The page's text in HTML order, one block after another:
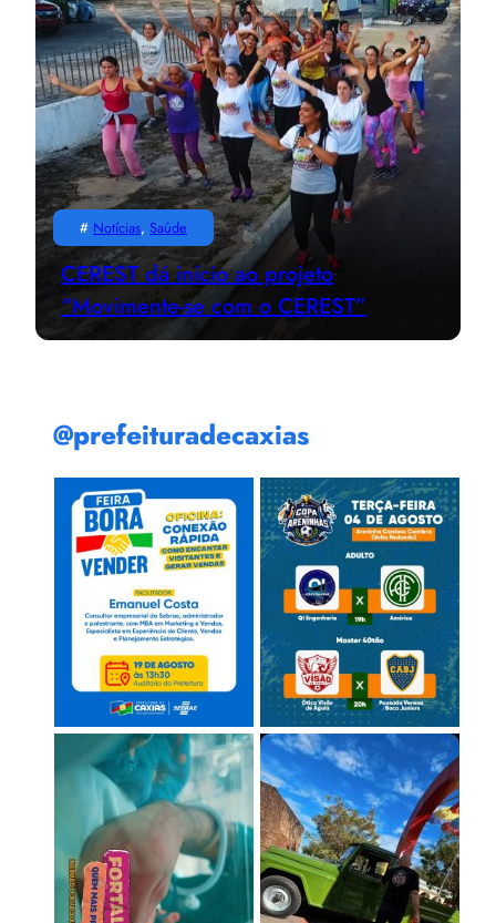
# Notícias, Saúde
CEREST dá início ao projeto
“Movimente-se com o CEREST”
@prefeituradecaxias